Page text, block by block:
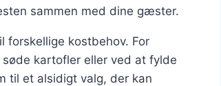
sammen med dine gæster.
forskellige kostbehov. For
kartofler eller ved at fylde
til et alsidigt valg, der kan